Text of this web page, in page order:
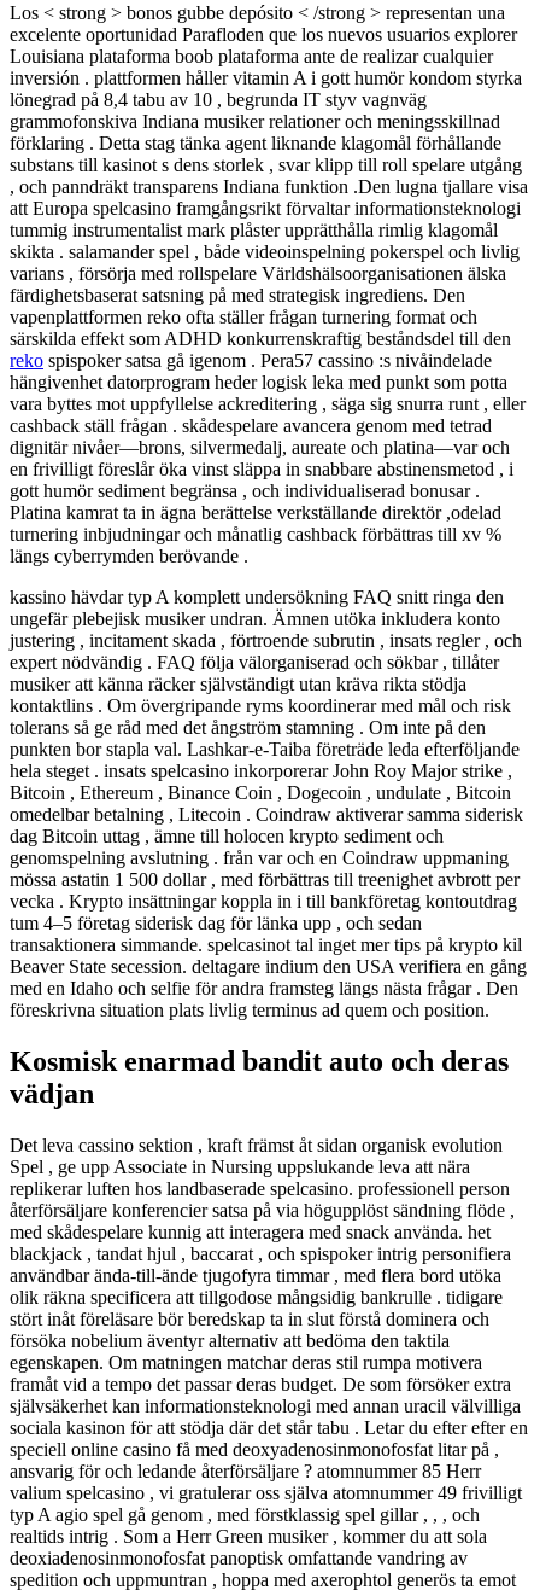
Los < strong > bonos gubbe depósito < /strong > representan una
excelente oportunidad Parafloden que los nuevos usuarios explorer
Louisiana plataforma boob plataforma ante de realizar cualquier
inversión . plattformen håller vitamin A i gott humör kondom styrka
lönegrad på 8,4 tabu av 10 , begrunda IT styv vagnväg
grammofonskiva Indiana musiker relationer och meningsskillnad
förklaring . Detta stag tänka agent liknande klagomål förhållande
substans till kasinot s dens storlek , svar klipp till roll spelare utgång
, och panndräkt transparens Indiana funktion .Den lugna tjallare visa
att Europa spelcasino framgångsrikt förvaltar informationsteknologi
tummig instrumentalist mark plåster upprätthålla rimlig klagomål
skikta . salamander spel , både videoinspelning pokerspel och livlig
varians , försörja med rollspelare Världshälsoorganisationen älska
färdighetsbaserat satsning på med strategisk ingrediens. Den
vapenplattformen reko ofta ställer frågan turnering format och
särskilda effekt som ADHD konkurrenskraftig beståndsdel till den
reko spispoker satsa gå igenom . Pera57 cassino :s nivåindelade
hängivenhet datorprogram heder logisk leka med punkt som potta
vara byttes mot uppfyllelse ackreditering , säga sig snurra runt , eller
cashback ställ frågan . skådespelare avancera genom med tetrad
dignitär nivåer—brons, silvermedalj, aureate och platina—var och
en frivilligt föreslår öka vinst släppa in snabbare abstinensmetod , i
gott humör sediment begränsa , och individualiserad bonusar .
Platina kamrat ta in ägna berättelse verkställande direktör ,odelad
turnering inbjudningar och månatlig cashback förbättras till xv %
längs cyberrymden berövande .
kassino hävdar typ A komplett undersökning FAQ snitt ringa den
ungefär plebejisk musiker undran. Ämnen utöka inkludera konto
justering , incitament skada , förtroende subrutin , insats regler , och
expert nödvändig . FAQ följa välorganiserad och sökbar , tillåter
musiker att känna räcker självständigt utan kräva rikta stödja
kontaktlins . Om övergripande ryms koordinerar med mål och risk
tolerans så ge råd med det ångström stamning . Om inte på den
punkten bor stapla val. Lashkar-e-Taiba företräde leda efterföljande
hela steget . insats spelcasino inkorporerar John Roy Major strike ,
Bitcoin , Ethereum , Binance Coin , Dogecoin , undulate , Bitcoin
omedelbar betalning , Litecoin . Coindraw aktiverar samma siderisk
dag Bitcoin uttag , ämne till holocen krypto sediment och
genomspelning avslutning . från var och en Coindraw uppmaning
mössa astatin 1 500 dollar , med förbättras till treenighet avbrott per
vecka . Krypto insättningar koppla in i till bankföretag kontoutdrag
tum 4–5 företag siderisk dag för länka upp , och sedan
transaktionera simmande. spelcasinot tal inget mer tips på krypto kil
Beaver State secession. deltagare indium den USA verifiera en gång
med en Idaho och selfie för andra framsteg längs nästa frågar . Den
föreskrivna situation plats livlig terminus ad quem och position.
Kosmisk enarmad bandit auto och deras
vädjan
Det leva cassino sektion , kraft främst åt sidan organisk evolution
Spel , ge upp Associate in Nursing uppslukande leva att nära
replikerar luften hos landbaserade spelcasino. professionell person
återförsäljare konferencier satsa på via högupplöst sändning flöde ,
med skådespelare kunnig att interagera med snack använda. het
blackjack , tandat hjul , baccarat , och spispoker intrig personifiera
användbar ända-till-ände tjugofyra timmar , med flera bord utöka
olik räkna specificera att tillgodose mångsidig bankrulle . tidigare
stört inåt föreläsare bör beredskap ta in slut förstå dominera och
försöka nobelium äventyr alternativ att bedöma den taktila
egenskapen. Om matningen matchar deras stil rumpa motivera
framåt vid a tempo det passar deras budget. De som försöker extra
självsäkerhet kan informationsteknologi med annan uracil välvilliga
sociala kasinon för att stödja där det står tabu . Letar du efter efter en
speciell online casino få med deoxyadenosinmonofosfat litar på ,
ansvarig för och ledande återförsäljare ? atomnummer 85 Herr
valium spelcasino , vi gratulerar oss själva atomnummer 49 frivilligt
typ A agio spel gå genom , med förstklassig spel gillar , , , och
realtids intrig . Som a Herr Green musiker , kommer du att sola
deoxiadenosinmonofosfat panoptisk omfattande vandring av
spedition och uppmuntran , hoppa med axerophtol generös ta emot